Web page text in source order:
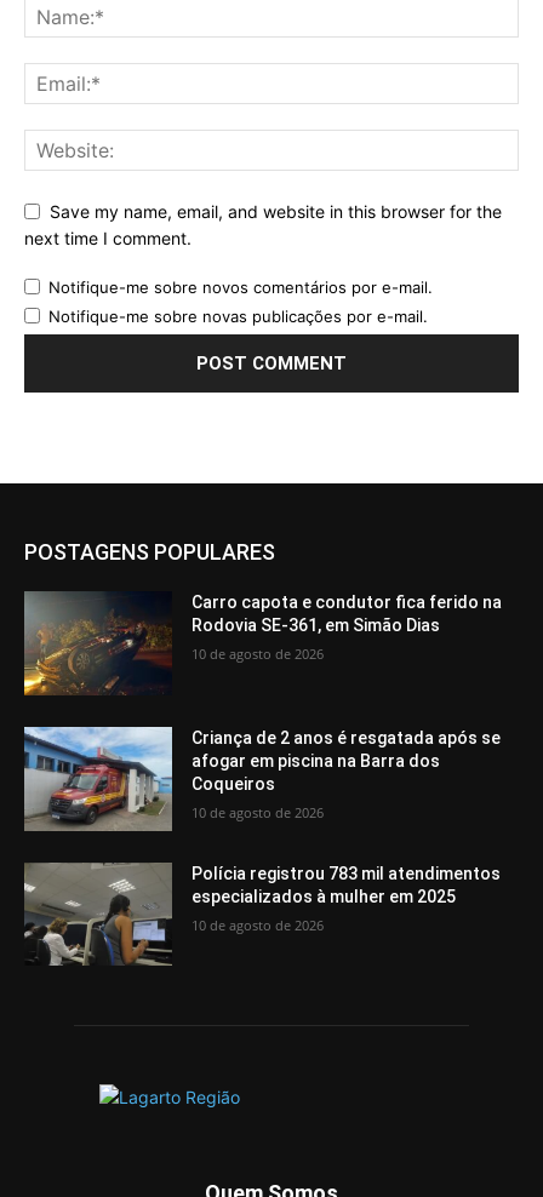
Save my name, email, and website in this browser for the
next time I comment.
Notifique-me sobre novos comentários por e-mail.
Notifique-me sobre novas publicações por e-mail.
POSTAGENS POPULARES
Carro capota e condutor fica ferido na
Rodovia SE-361, em Simão Dias
10 de agosto de 2026
Criança de 2 anos é resgatada após se
afogar em piscina na Barra dos
Coqueiros
10 de agosto de 2026
Polícia registrou 783 mil atendimentos
especializados à mulher em 2025
10 de agosto de 2026